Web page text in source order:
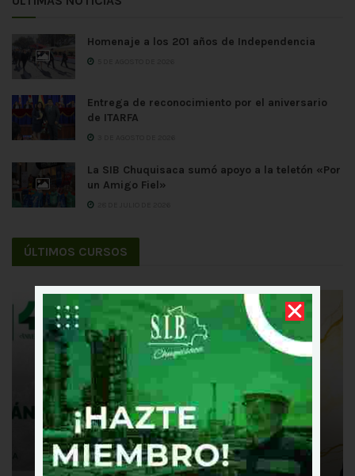
Homenaje a los 201 años de Independencia
Entrega de reconocimiento por el aniversario
de ITARFA
La SIB Chuquisaca sumó apoyo a la teletón «Por
un Amigo Fiel»
ÚLTIMOS CURSOS